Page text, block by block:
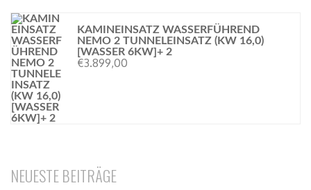
KAMINEINSATZ WASSERFÜHREND
NEMO 2 TUNNELEINSATZ (KW 16,0)
[WASSER 6KW]+ 2
€3.899,00
NEUESTE BEITRÄGE